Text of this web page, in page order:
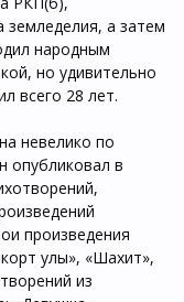
земледелия, а затем
народным
но удивительно
всего 28 лет.
невелико по
опубликовал в
произведения
улы», «Шахит»,
из